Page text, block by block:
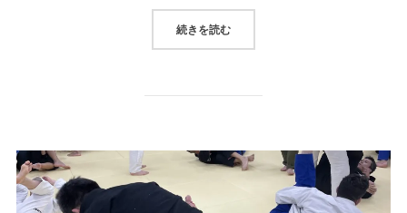
続きを読む“CHECKMATのファンになってく